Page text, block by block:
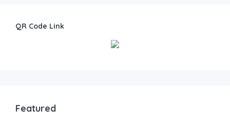
QR Code Link
Featured